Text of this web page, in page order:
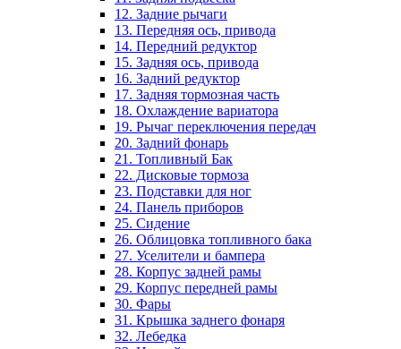
12. Задние рычаги
13. Передняя ось, привода
14. Передний редуктор
15. Задняя ось, привода
16. Задний редуктор
17. Задняя тормозная часть
18. Охлаждение вариатора
19. Рычаг переключения передач
20. Задний фонарь
21. Топливный Бак
22. Дисковые тормоза
23. Подставки для ног
24. Панель приборов
25. Сидение
26. Облицовка топливного бака
27. Уселители и бампера
28. Корпус задней рамы
29. Корпус передней рамы
30. Фары
31. Крышка заднего фонаря
32. Лебедка